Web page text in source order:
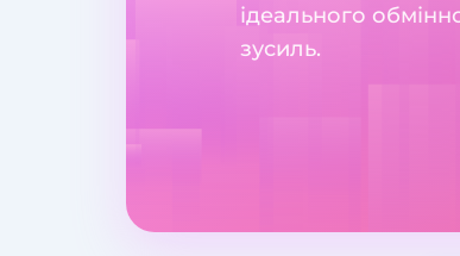
ідеального
зусиль.